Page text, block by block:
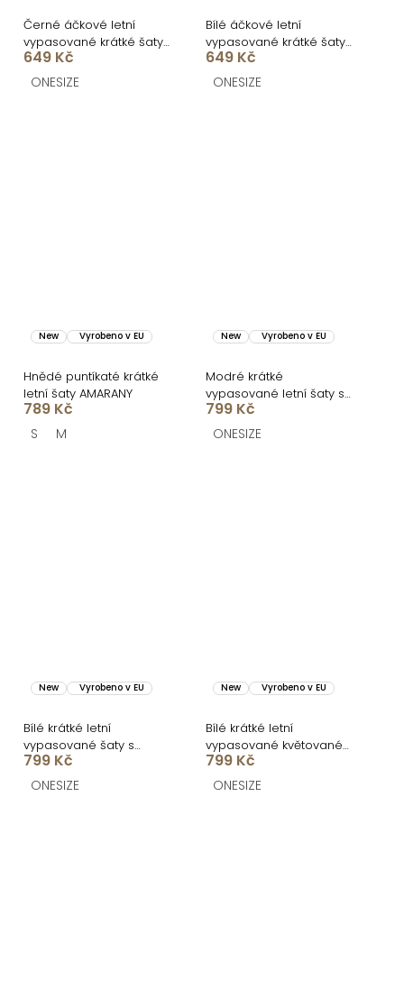
Černé áčkové letní
vypasované krátké šaty
BUMBLEE
649 Kč
ONESIZE
Bílé áčkové letní
vypasované krátké šaty
BUMBLEE
649 Kč
ONESIZE
New Vyrobeno v EU
Hnědé puntíkaté krátké
letní šaty AMARANY
789 Kč
S M
New Vyrobeno v EU
Modré krátké
vypasované letní šaty s
citrony SOLARIS
799 Kč
ONESIZE
New Vyrobeno v EU
Bílé krátké letní
vypasované šaty s
citrony SOLARIS
799 Kč
ONESIZE
New Vyrobeno v EU
Bílé krátké letní
vypasované květované
šaty SOLARIS
799 Kč
ONESIZE